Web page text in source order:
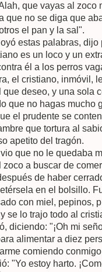
que vayas al zoco
que no se diga que
el pan y la sal".
estas palabras,
es un loco y un
él a los perros
el cristiano, inmóvil,
que deseo, y una sola
que no hagas mucho
el prudente se
que tortura al
apetito del tragón.
que no le quedaba
zoco a buscar de
de haber
en el bolsillo.
con miel, pepinos,
se lo trajo todo al
diciendo: "¡Oh mi
alimentar a diez
comiendo
"Yo estoy harto.